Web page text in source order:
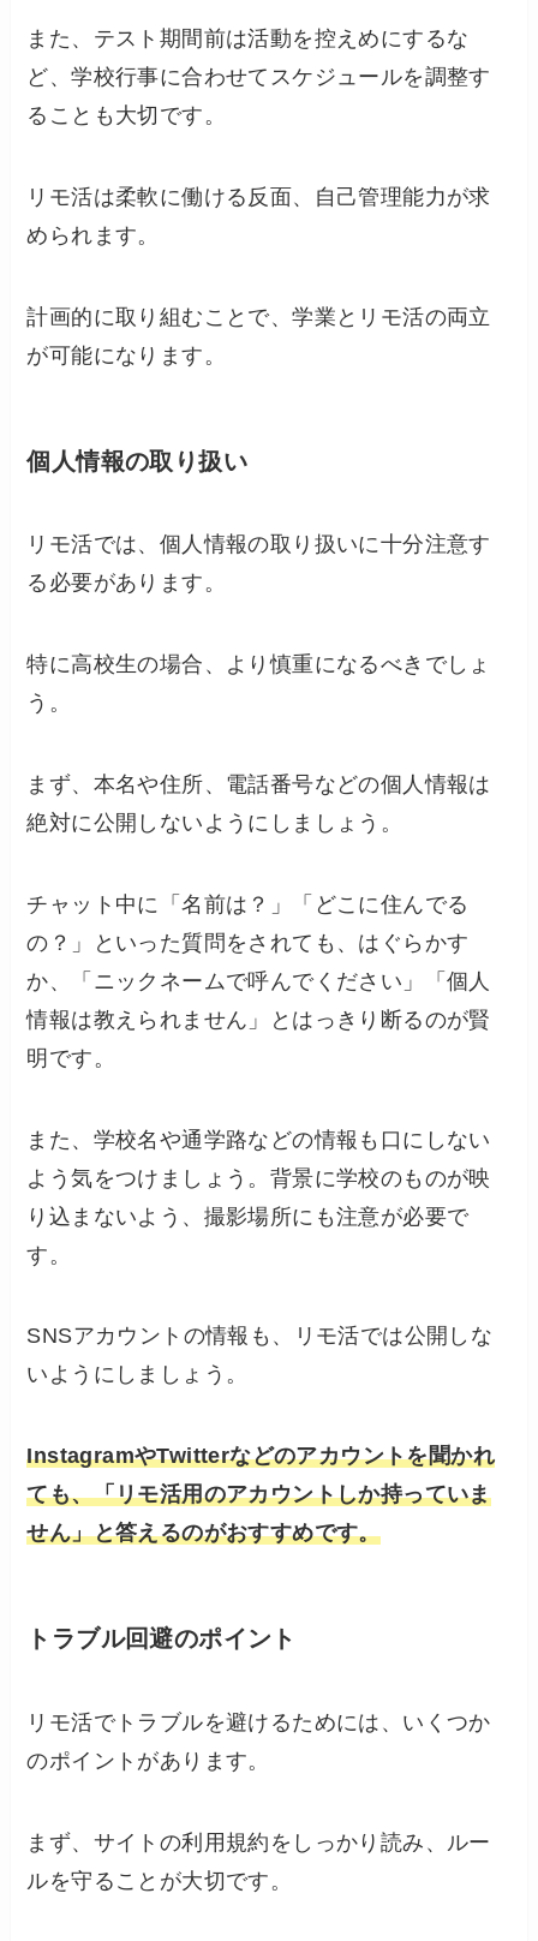
また、テスト期間前は活動を控えめにするな
ど、学校行事に合わせてスケジュールを調整す
ることも大切です。
リモ活は柔軟に働ける反面、自己管理能力が求
められます。
計画的に取り組むことで、学業とリモ活の両立
が可能になります。
個人情報の取り扱い
リモ活では、個人情報の取り扱いに十分注意す
る必要があります。
特に高校生の場合、より慎重になるべきでしょ
う。
まず、本名や住所、電話番号などの個人情報は
絶対に公開しないようにしましょう。
チャット中に「名前は？」「どこに住んでる
の？」といった質問をされても、はぐらかす
か、「ニックネームで呼んでください」「個人
情報は教えられません」とはっきり断るのが賢
明です。
また、学校名や通学路などの情報も口にしない
よう気をつけましょう。背景に学校のものが映
り込まないよう、撮影場所にも注意が必要で
す。
SNSアカウントの情報も、リモ活では公開しな
いようにしましょう。
InstagramやTwitterなどのアカウントを聞かれ
ても、「リモ活用のアカウントしか持っていま
せん」と答えるのがおすすめです。
トラブル回避のポイント
リモ活でトラブルを避けるためには、いくつか
のポイントがあります。
まず、サイトの利用規約をしっかり読み、ルー
ルを守ることが大切です。